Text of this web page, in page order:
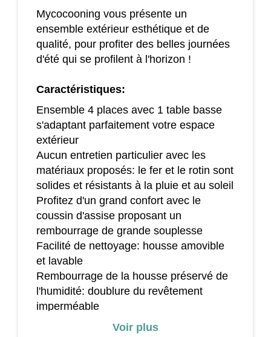
Mycocooning vous présente un
ensemble extérieur esthétique et de
qualité, pour profiter des belles journées
d'été qui se profilent à l'horizon !
Caractéristiques:
Ensemble 4 places avec 1 table basse
s'adaptant parfaitement votre espace
extérieur
Aucun entretien particulier avec les
matériaux proposés: le fer et le rotin sont
solides et résistants à la pluie et au soleil
Profitez d'un grand confort avec le
coussin d'assise proposant un
rembourrage de grande souplesse
Facilité de nettoyage: housse amovible
et lavable
Rembourrage de la housse préservé de
l'humidité: doublure du revêtement
imperméable
Table en verre trempéVoir plus